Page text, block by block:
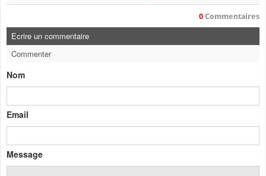
0 Commentaires
Ecrire un commentaire
Commenter
Nom
Email
Message